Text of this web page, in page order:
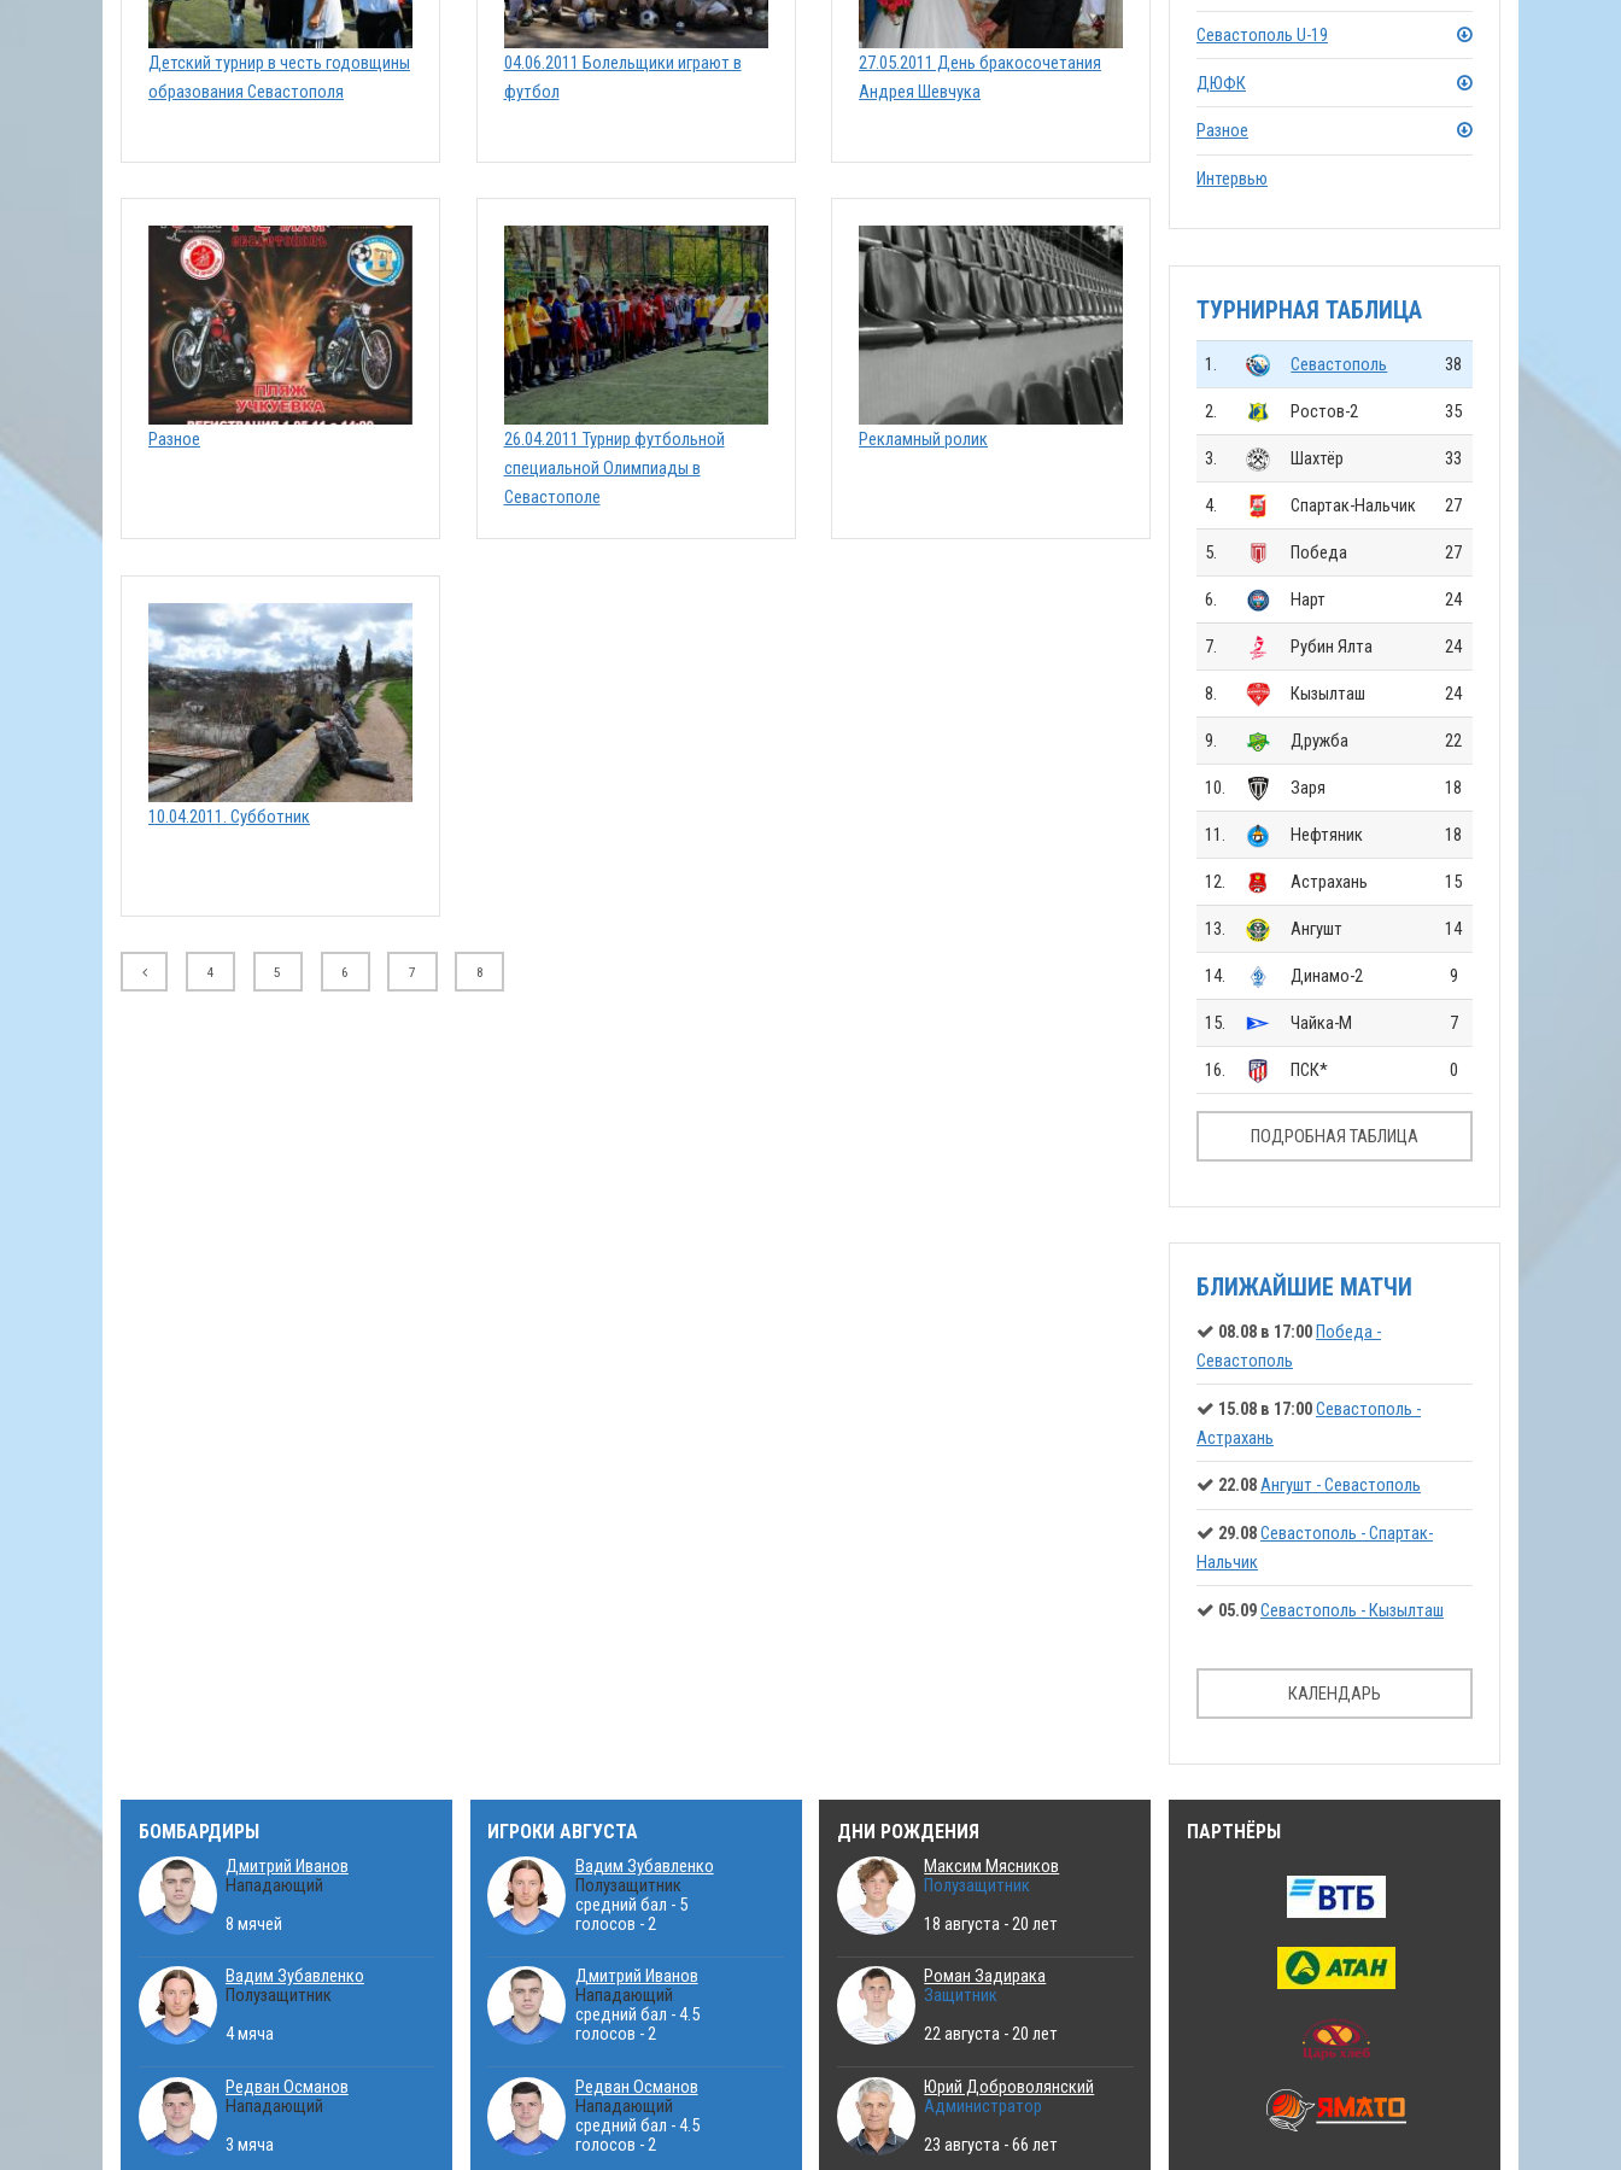
Детский турнир в честь годовщины
образования Севастополя
04.06.2011 Болельщики играют в
футбол
27.05.2011 День бракосочетания
Андрея Шевчука
Разное
26.04.2011 Турнир футбольной
специальной Олимпиады в
Севастополе
Рекламный ролик
10.04.2011. Субботник
4 5 6 7 8
Севастополь U-19
ДЮФК
Разное
Интервью
ТУРНИРНАЯ ТАБЛИЦА
1. Севастополь 38
2. Ростов-2 35
3. Шахтёр 33
4. Спартак-Нальчик 27
5. Победа 27
6. Нарт 24
7. Рубин Ялта 24
8. Кызылташ 24
9. Дружба 22
10. Заря 18
11. Нефтяник 18
12. Астрахань 15
13. Ангушт 14
14. Динамо-2 9
15. Чайка-М 7
16. ПСК* 0
ПОДРОБНАЯ ТАБЛИЦА
БЛИЖАЙШИЕ МАТЧИ
08.08 в 17:00Победа -
Севастополь
15.08 в 17:00Севастополь -
Астрахань
22.08Ангушт - Севастополь
29.08Севастополь - Спартак-
Нальчик
05.09Севастополь - Кызылташ
КАЛЕНДАРЬ
БОМБАРДИРЫ
Дмитрий Иванов
Нападающий
8 мячей
Вадим Зубавленко
Полузащитник
4 мяча
Редван Османов
Нападающий
3 мяча
ИГРОКИ АВГУСТА
Вадим Зубавленко
Полузащитник
средний бал - 5
голосов - 2
Дмитрий Иванов
Нападающий
средний бал - 4.5
голосов - 2
Редван Османов
Нападающий
средний бал - 4.5
голосов - 2
ДНИ РОЖДЕНИЯ
Максим Мясников
Полузащитник
18 августа - 20 лет
Роман Задирака
Защитник
22 августа - 20 лет
Юрий Доброволянский
Администратор
23 августа - 66 лет
ПАРТНЁРЫ